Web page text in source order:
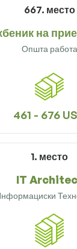
667. место
на
Општа работа
461 - 676
1. место
IT